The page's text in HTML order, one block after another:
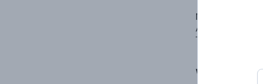
Normale
Alle werden
Tränen der
Was